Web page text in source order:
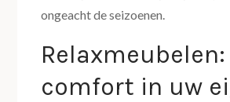
ongeacht de seizoenen.
Relaxmeubelen:
comfort in uw